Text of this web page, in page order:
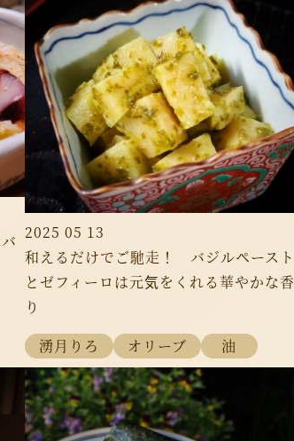
2025 05 13
和えるだけでご馳走！ バジルペースト
とゼフィーロは元気をくれる華やかな香
り
湧月りろ
オリーブ 油